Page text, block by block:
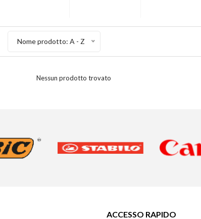
Nome prodotto: A - Z
Nessun prodotto trovato
ACCESSO RAPIDO